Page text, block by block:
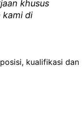
khusus
kami di
kualifikasi dan